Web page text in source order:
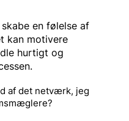
en følelse af
kan motivere
hurtigt og
af det netværk, jeg